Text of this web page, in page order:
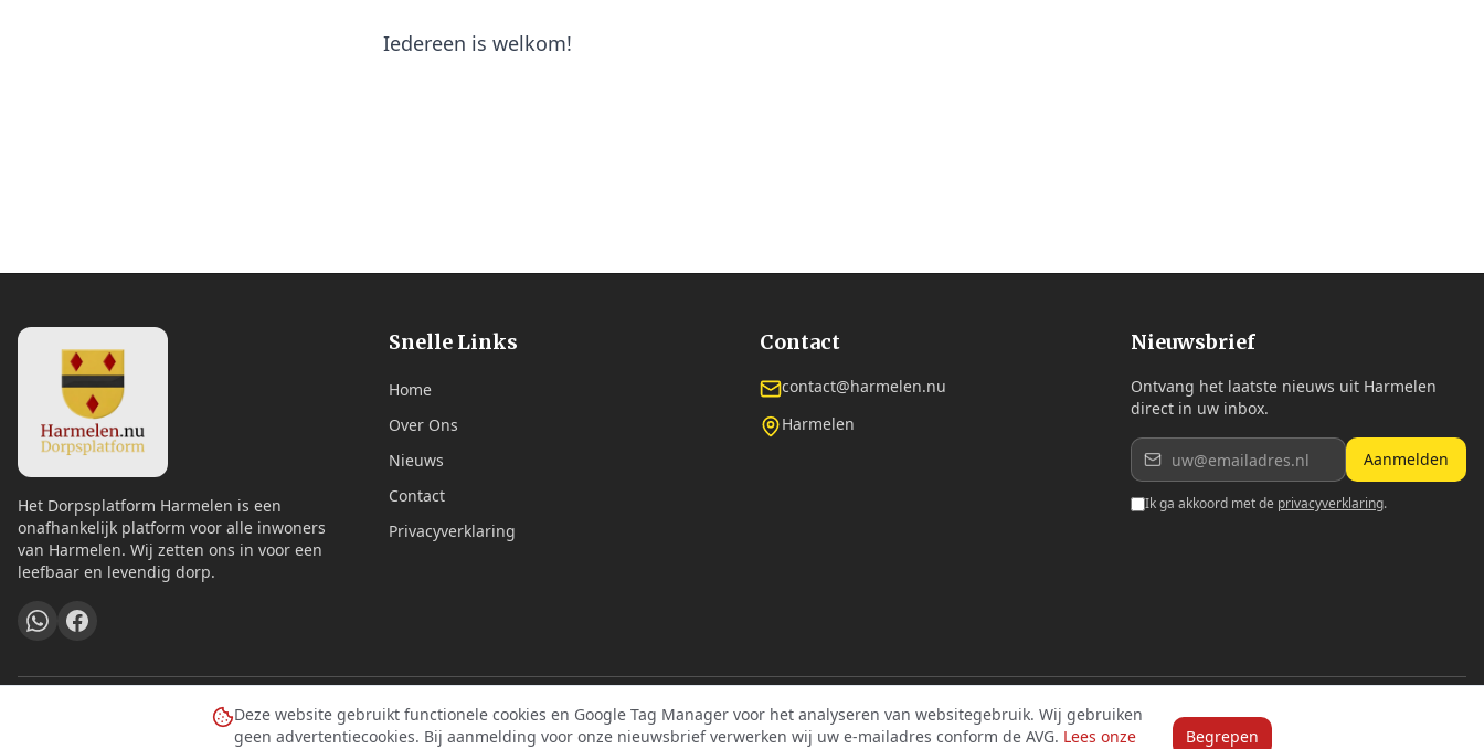
Deze website gebruikt functionele cookies en Google Tag Manager voor het analyseren van websitegebruik. Wij gebruiken
geen advertentiecookies. Bij aanmelding voor onze nieuwsbrief verwerken wij uw e-mailadres conform de AVG. Lees onze
Begrepen
Iedereen is welkom!
Het Dorpsplatform Harmelen is een
onafhankelijk platform voor alle inwoners
van Harmelen. Wij zetten ons in voor een
leefbaar en levendig dorp.
Snelle Links
Home
Over Ons
Nieuws
Contact
Privacyverklaring
Contact
contact@harmelen.nu
Harmelen
Nieuwsbrief
Ontvang het laatste nieuws uit Harmelen
direct in uw inbox.
Aanmelden
Ik ga akkoord met de privacyverklaring.
©2026Dorpsplatform Harmelen. Alle rechten voorbehouden.